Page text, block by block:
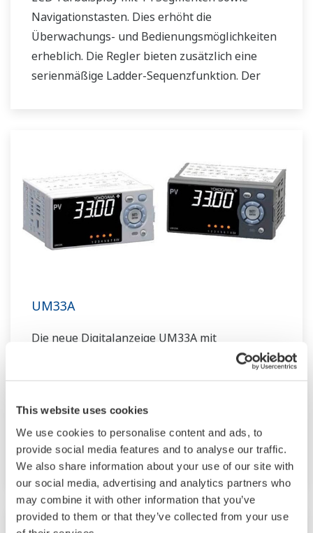
This website uses cookies
We use cookies to personalise content and ads, to
provide social media features and to analyse our traffic.
We also share information about your use of our site with
our social media, advertising and analytics partners who
may combine it with other information that you’ve
provided to them or that they’ve collected from your use
Navigationstasten. Dies erhöht die
Überwachungs- und Bedienungsmöglichkeiten
erheblich. Die Regler bieten zusätzlich eine
serienmäßige Ladder-Sequenzfunktion. Der
die Ethernetkommunikation.
UM33A
Die neue Digitalanzeige UM33A mit
Alarmfunktion bietet bis zu 9 Alarmausgänge
und Eingangskorrekturfunktionen (PV-
Polygonzug-Messabweichung). Darüber hinaus
ist optional eine Stromversorgung für den 24-V-
DC-Sensor verfügbar.